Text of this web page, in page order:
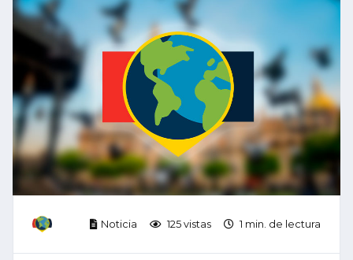
Noticia 125 vistas 1 min. de lectura